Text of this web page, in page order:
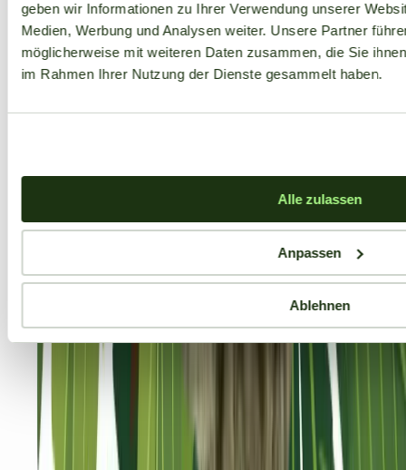
geben wir Informationen zu Ihrer Verwendung unserer
Medien, Werbung und Analysen weiter. Unsere Partner
möglicherweise mit weiteren Daten zusammen, die Sie
im Rahmen Ihrer Nutzung der Dienste gesammelt haben.
Alle zulassen
Anpassen
Ablehnen